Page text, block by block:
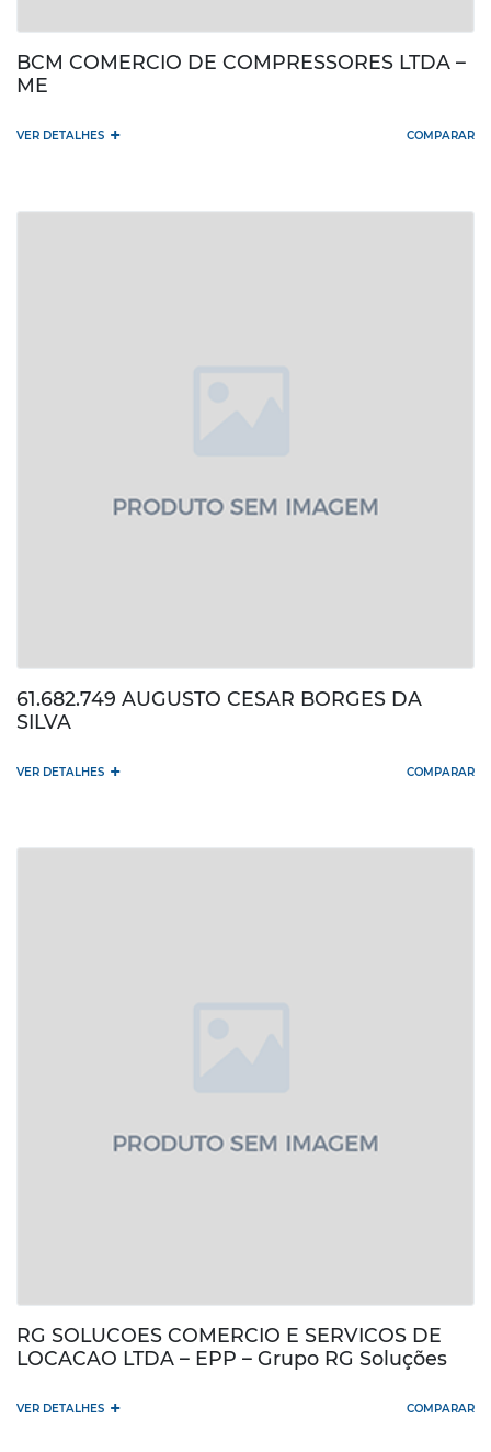
BCM COMERCIO DE COMPRESSORES LTDA –
ME
VER DETALHES + COMPARAR
61.682.749 AUGUSTO CESAR BORGES DA
SILVA
VER DETALHES + COMPARAR
RG SOLUCOES COMERCIO E SERVICOS DE
LOCACAO LTDA – EPP – Grupo RG Soluções
VER DETALHES + COMPARAR